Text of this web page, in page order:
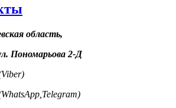
область,
Пономарьова 2-Д